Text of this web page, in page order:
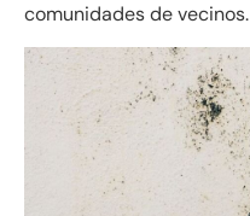
comunidades de vecinos.